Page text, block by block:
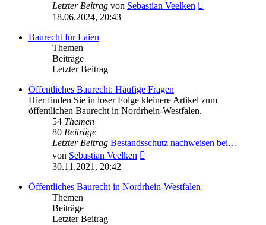
Letzter Beitrag von Sebastian Veelken
18.06.2024, 20:43
Baurecht für Laien
Themen
Beiträge
Letzter Beitrag
Öffentliches Baurecht: Häufige Fragen
Hier finden Sie in loser Folge kleinere Artikel zum
öffentlichen Baurecht in Nordrhein-Westfalen.
54 Themen
80 Beiträge
Letzter Beitrag Bestandsschutz nachweisen bei…
von Sebastian Veelken
30.11.2021, 20:42
Öffentliches Baurecht in Nordrhein-Westfalen
Themen
Beiträge
Letzter Beitrag